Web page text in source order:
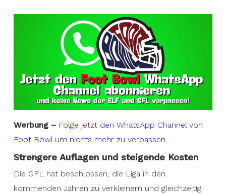
Werbung – Folge jetzt den WhatsApp Channel von
Foot Bowl um nichts mehr zu verpassen.
Strengere Auflagen und steigende Kosten
Die GFL hat beschlossen, die Liga in den
kommenden Jahren zu verkleinern und gleichzeitig